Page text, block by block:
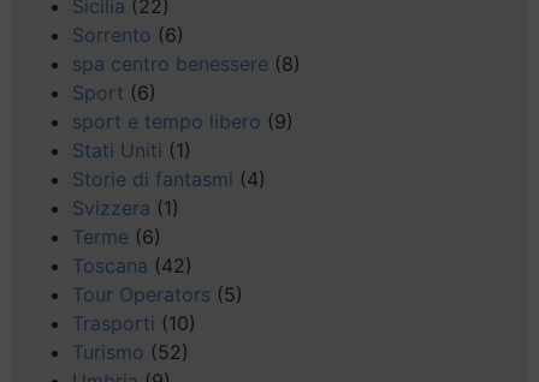
Sicilia (22)
Sorrento (6)
spa centro benessere (8)
Sport (6)
sport e tempo libero (9)
Stati Uniti (1)
Storie di fantasmi (4)
Svizzera (1)
Terme (6)
Toscana (42)
Tour Operators (5)
Trasporti (10)
Turismo (52)